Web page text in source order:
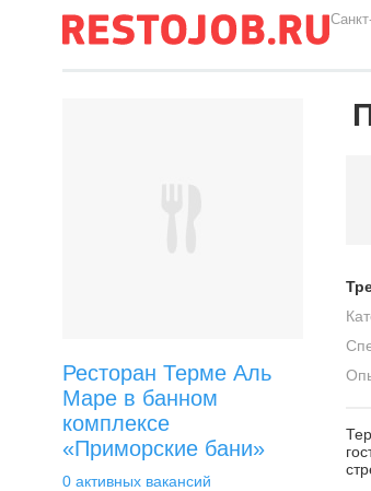
Ресторан Терме Аль
Маре в банном
комплексе
«Приморские бани»
0 активных вакансий